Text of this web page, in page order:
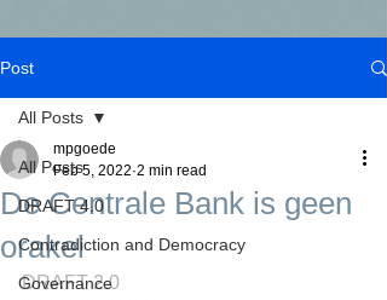
Post
All Posts
DRAFT 4.0
Contradiction and Democracy
Governance
All Posts
De Centrale Bank is geen
orakel
mpgoede
Feb 5, 2022 2 min read
DRAFT 2.0